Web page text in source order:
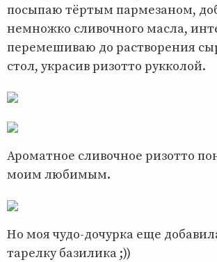
посыпаю тёртым пармезаном,
немножко сливочного масла,
перемешиваю до растворения
стол, украсив ризотто рукколой.
Ароматное сливочное ризотто
моим любимым.
Но моя чудо-дочурка еще
тарелку базилика ;))